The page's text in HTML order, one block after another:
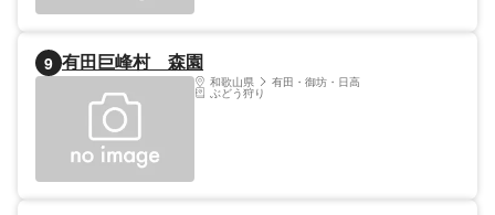
9 有田巨峰村 森園
和歌山県 有田・御坊・日高
ぶどう狩り